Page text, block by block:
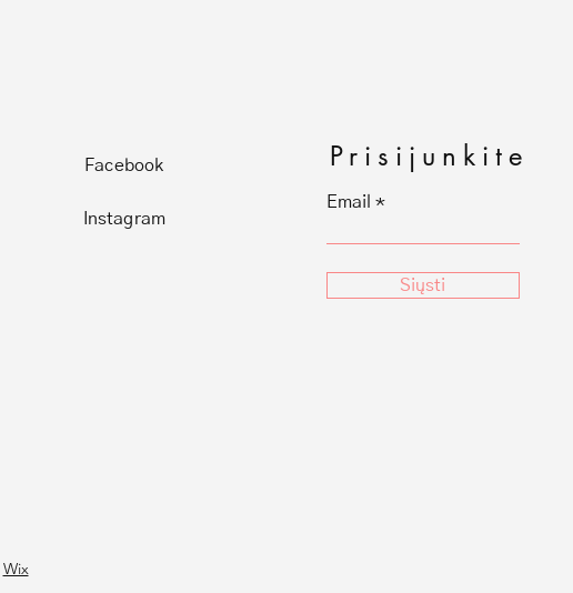
Facebook
Instagram
Prisijunkite
Email
Siųsti
Wix